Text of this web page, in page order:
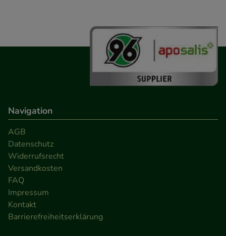
Navigation
AGB
Datenschutz
Widerrufsrecht
Versandkosten
FAQ
Impressum
Kontakt
Barrierefreiheitserklärung